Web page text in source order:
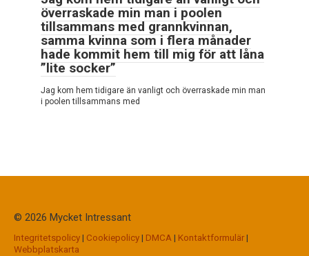
överraskade min man i poolen
tillsammans med grannkvinnan,
samma kvinna som i flera månader
hade kommit hem till mig för att låna
”lite socker”
Jag kom hem tidigare än vanligt och överraskade min man
i poolen tillsammans med
© 2026 Mycket Intressant
Integritetspolicy| Cookiepolicy| DMCA| Kontaktformulär|
Webbplatskarta